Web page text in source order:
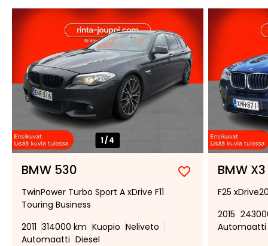
1/4
BMW 530
Lisää
suosikiksi
Poista
suosikeista
TwinPower Turbo Sport A xDrive F11
Touring Business
2011 314000 km Kuopio Neliveto
Automaatti Diesel
BMW X3
F25
2015
Automaatti